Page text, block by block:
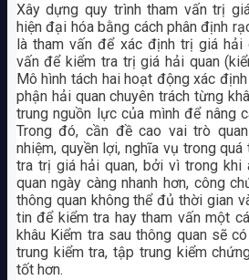
Xây dựng quy trình tham vấn trị
hiện đại hóa bằng cách phân định
là tham vấn để xác định trị giá hải
vấn để kiểm tra trị giá hải quan
Mô hình tách hai hoạt động xác
phận hải quan chuyên trách từng
trung nguồn lực của mình để nâng
Trong đó, cần đề cao vai trò
nhiệm, quyền lợi, nghĩa vụ trong
tra trị giá hải quan, bởi vì trong khi
quan ngày càng nhanh hơn, công
thông quan không thể đủ thời gian
tin để kiểm tra hay tham vấn một
khâu Kiểm tra sau thông quan sẽ
trung kiểm tra, tập trung kiểm
tốt hơn.